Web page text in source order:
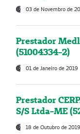
03 de Novembro de
Prestador
(51004334-2)
01 de Janeiro de 2019
Prestador
S/S Ltda-ME
18 de Outubro de 2019